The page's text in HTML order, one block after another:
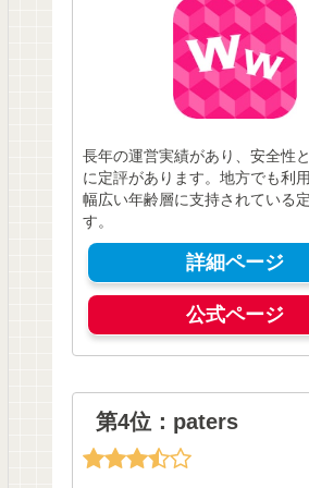
長年の運営実績があり、安全性
に定評があります。地方でも利
幅広い年齢層に支持されている
す。
詳細ページ
公式ページ
第4位：paters